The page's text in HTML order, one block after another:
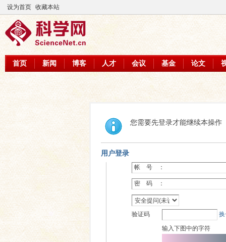
设为首页 收藏本站
首页 新闻 博客 人才 会议 基金 论文
您需要先登录才能继续本操作
用户登录
帐 号 ：
密 码 ：
验证码
输入下图中的字符